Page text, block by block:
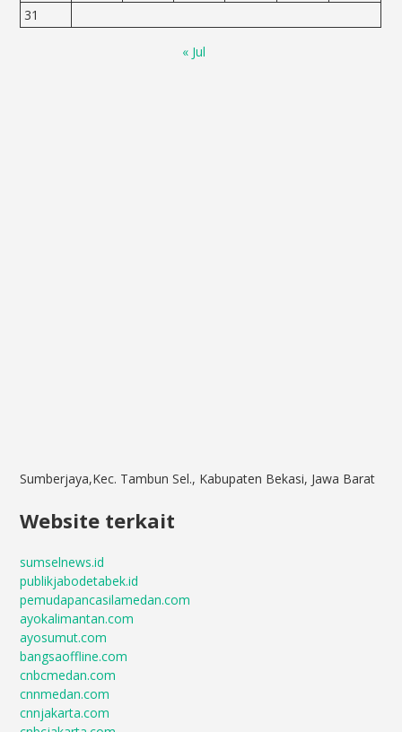
31
« Jul
Sumberjaya,Kec. Tambun Sel., Kabupaten Bekasi, Jawa Barat
Website terkait
sumselnews.id
publikjabodetabek.id
pemudapancasilamedan.com
ayokalimantan.com
ayosumut.com
bangsaoffline.com
cnbcmedan.com
cnnmedan.com
cnnjakarta.com